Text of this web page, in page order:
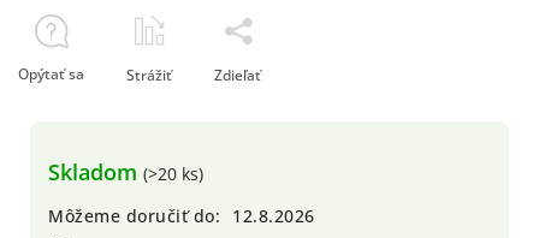
Skladom (>20 ks)
Môžeme doručiť do:
12.8.2026
Opýtať sa Strážiť Zdieľať